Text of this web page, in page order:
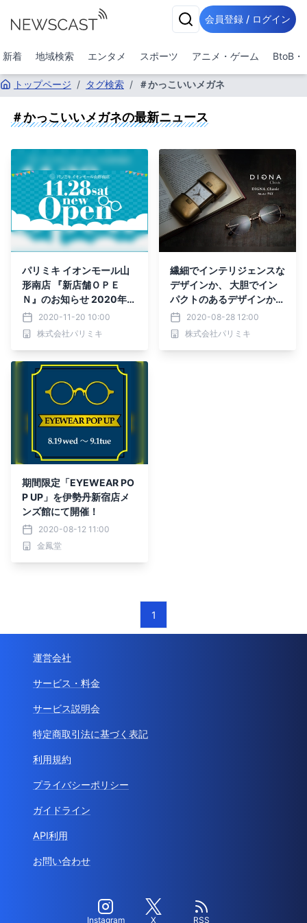
会員登録 / ログイン
新着 地域検索 エンタメ スポーツ アニメ・ゲーム BtoB・
トップページ / タグ検索 / ＃かっこいいメガネ
＃かっこいいメガネの最新ニュース
パリミキ イオンモール山
形南店 『新店舗ＯＰＥ
Ｎ』のお知らせ 2020年11
月28日 （土） ＯＰＥ
Ｎ！
2020-11-20 10:00
株式会社パリミキ
繊細でインテリジェンスな
デザインか、 大胆でイン
パクトのあるデザインか、
「DIGNA Classic」より
２つのニューモデルが新登
場！
2020-08-28 12:00
株式会社パリミキ
期間限定「EYEWEAR PO
P UP」を伊勢丹新宿店メ
ンズ館にて開催！
2020-08-12 11:00
金鳳堂
1
運営会社
サービス・料金
サービス説明会
特定商取引法に基づく表記
利用規約
プライバシーポリシー
ガイドライン
API利用
お問い合わせ
Instagram X RSS